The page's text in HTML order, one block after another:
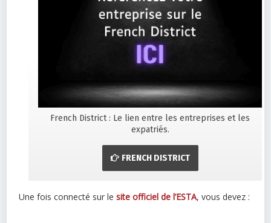
French District : Le lien entre les entreprises et les
expatriés.
FRENCH DISTRICT
Une fois connecté sur lesite officiel de l’ESTA, vous devez :